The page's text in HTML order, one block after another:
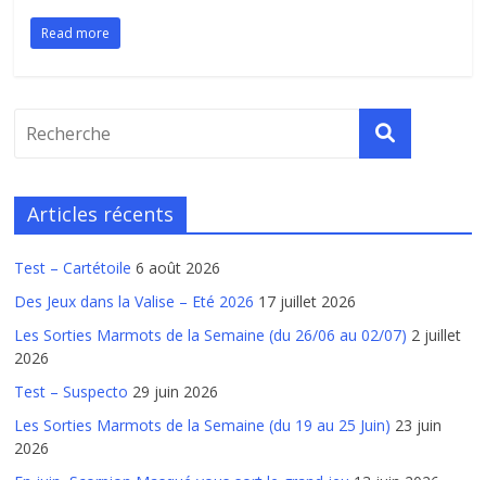
Read more
Articles récents
Test – Cartétoile 6 août 2026
Des Jeux dans la Valise – Eté 2026 17 juillet 2026
Les Sorties Marmots de la Semaine (du 26/06 au 02/07) 2 juillet
2026
Test – Suspecto 29 juin 2026
Les Sorties Marmots de la Semaine (du 19 au 25 Juin) 23 juin
2026